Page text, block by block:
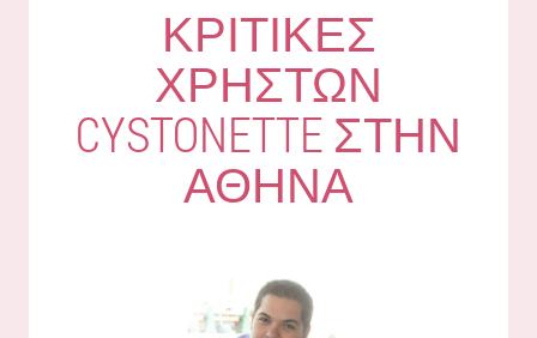
ΚΡΙΤΙΚΈΣ
ΧΡΗΣΤΏΝ
CYSTONETTE ΣΤΗΝ
ΑΘΉΝΑ